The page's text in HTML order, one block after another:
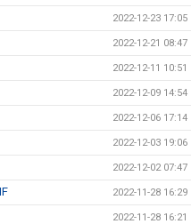
2022-12-23 17:05
2022-12-21 08:47
2022-12-11 10:51
2022-12-09 14:54
2022-12-06 17:14
2022-12-03 19:06
2022-12-02 07:47
2022-11-28 16:29
2022-11-28 16:21